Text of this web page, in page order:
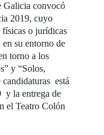
Galicia convocó
2019, cuyo
físicas o jurídicas
su entorno de
torno a los
y “Solos,
candidaturas está
y la entrega de
el Teatro Colón